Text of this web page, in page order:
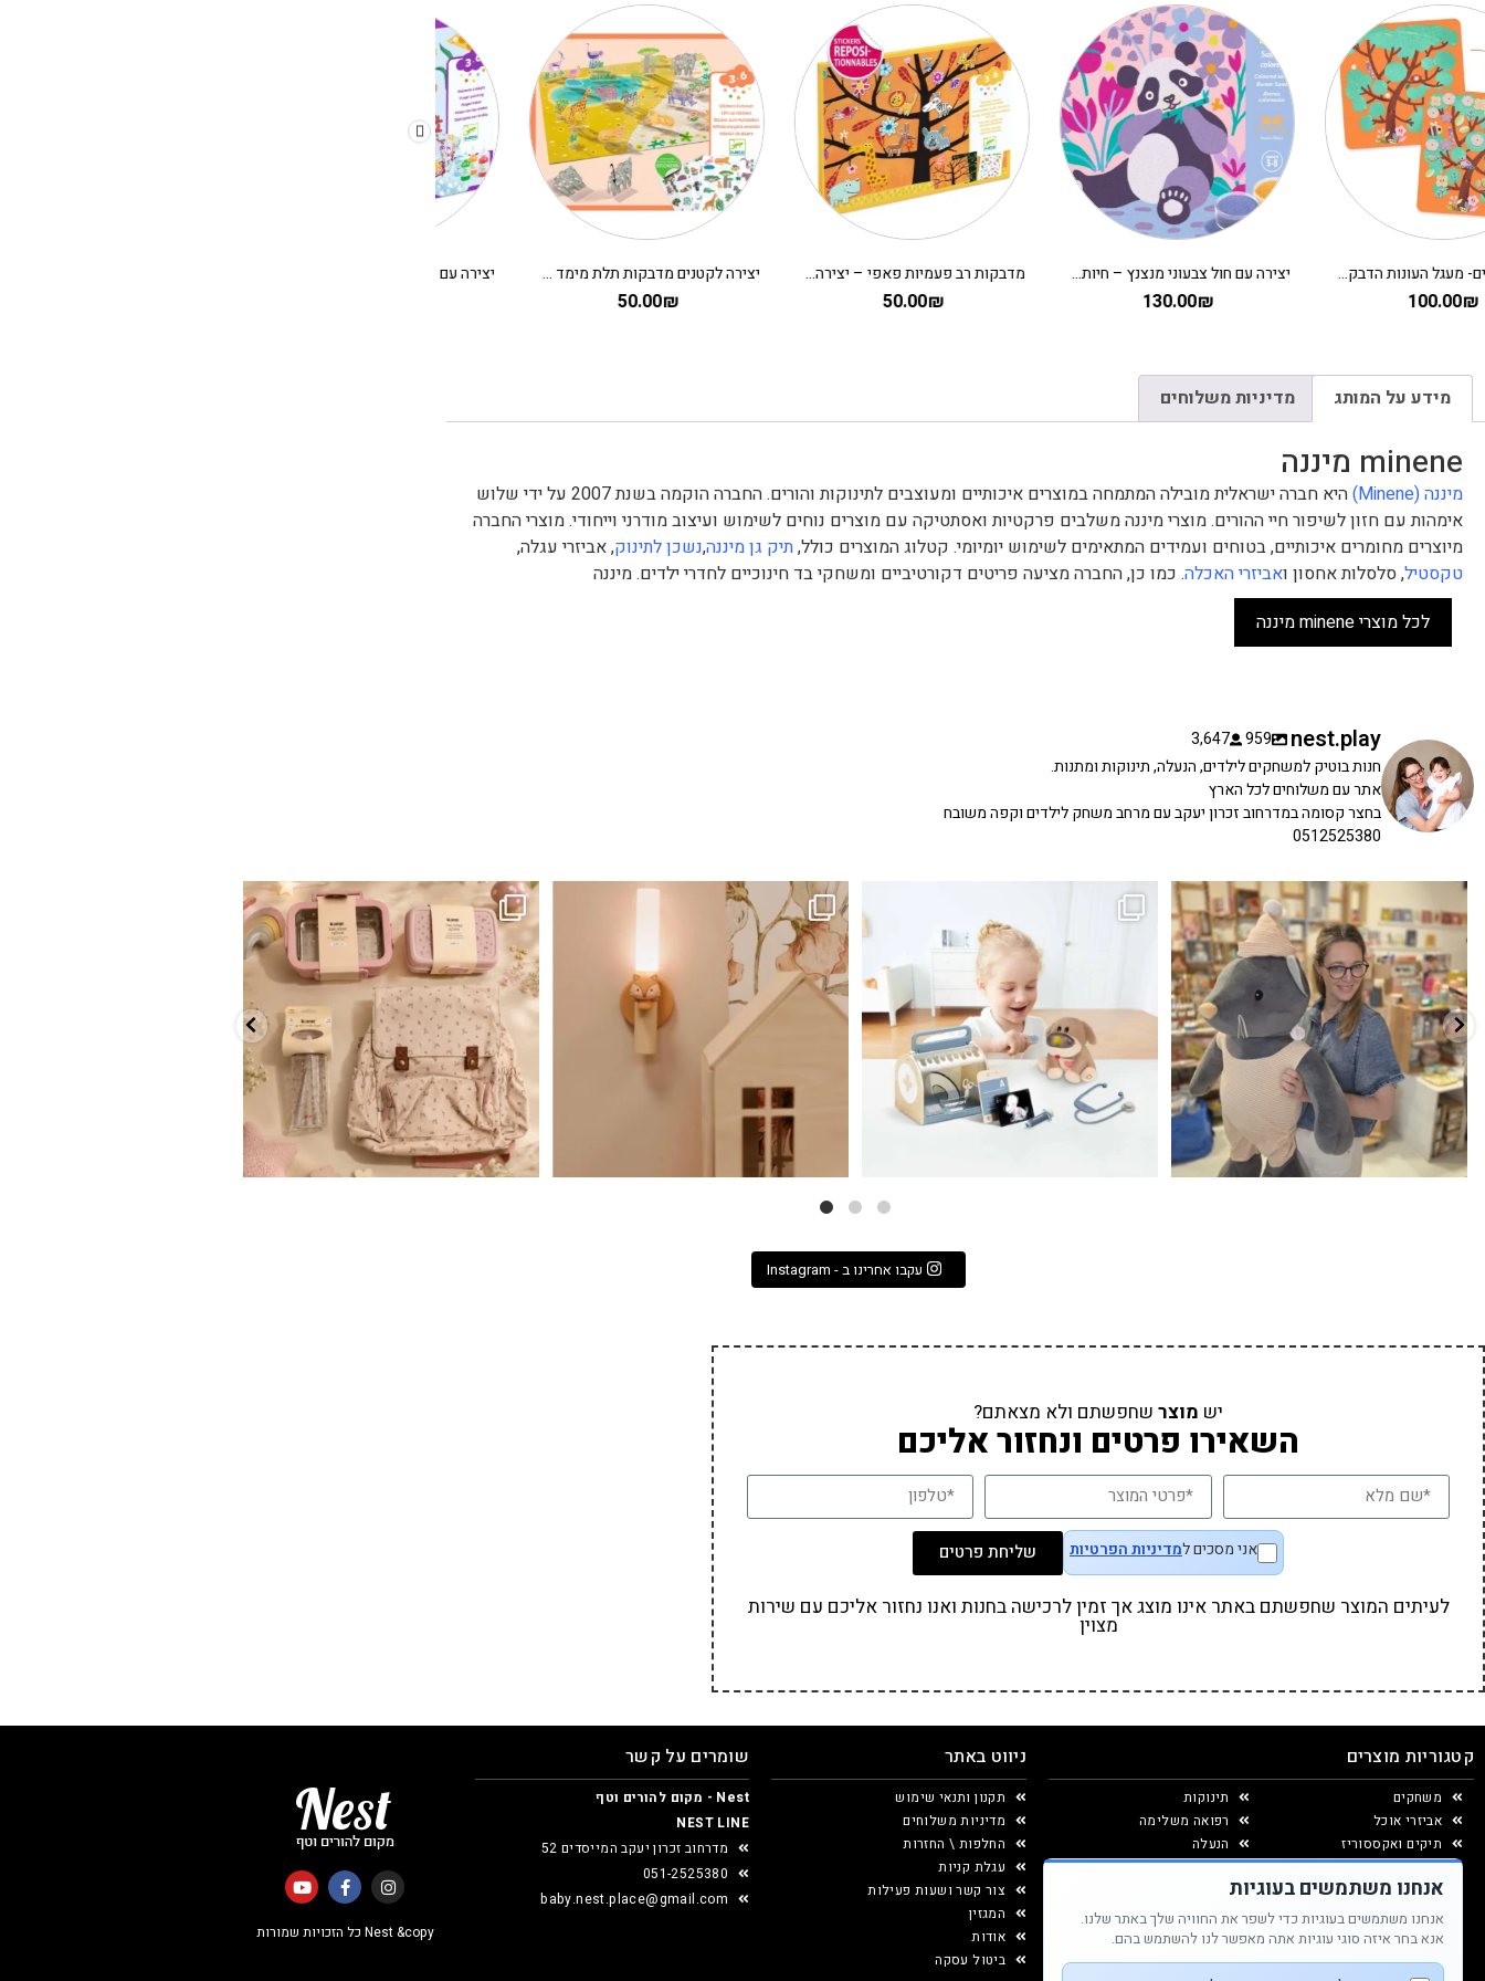
יצירה עם חול צבעוני מנצנץ – חיות מתוקות DJECO מדבקות רב פעמיות פאפי – יצירה לקטנים על העץ יצירה לקטנים מדבקות תלת מימד – מדבקות רב פעמיות סוואנה DJECO יצירה עם צבעי ידיים – ים בנקודות DJECO
מידע על המותג מדיניות משלוחים
minene מיננה
מיננה (Minene)
היא חברה ישראלית מובילה המתמחה במוצרים איכותיים ומעוצבים לתינוקות והורים. החברה הוקמה בשנת 2007 על ידי שלוש
אימהות עם חזון לשיפור חיי ההורים. מוצרי מיננה משלבים פרקטיות ואסתטיקה עם מוצרים נוחים לשימוש ועיצוב מודרני וייחודי. מוצרי החברה
מיוצרים מחומרים איכותיים, בטוחים ועמידים המתאימים לשימוש יומיומי. קטלוג המוצרים כולל,תיק גן מיננה,נשכן לתינוק, אביזרי עגלה,
טקסטיל, סלסלות אחסון ואביזרי האכלה. כמו כן, החברה מציעה פריטים דקורטיביים ומשחקי בד חינוכיים לחדרי ילדים. מיננה
לכל מוצרי minene מיננה
nest.play
959
3,647
חנות בוטיק למשחקים לילדים, הנעלה, תינוקות ומתנות.
אתר עם משלוחים לכל הארץ
בחצר קסומה במדרחוב זכרון יעקב עם מרחב משחק לילדים וקפה משובח
0512525380
הקולקציה החדשה
9 4
גם פריט עיצובי לחדר, גם מנורת לילה מרגיעה, וגם...
0
7 0
כשפתחתי את החנות חלמתי ליצור מקום שהייתי
שמחה
39 16
עקבו אחרינו ב - Instagram
יש מוצר שחפשתם ולא מצאתם?
השאירו פרטים ונחזור אליכם
אני מסכים למדיניות הפרטיות שליחת פרטים
לעיתים המוצר שחפשתם באתר אינו מוצג אך זמין לרכישה בחנות ואנו נחזור אליכם עם שירות
מצוין
קטגוריות מוצרים
משחקים
אביזרי אוכל
תיקים ואקססוריז
יצירה ומוצרי נייר
עיצוב החדר
תינוקות
רפואה משלימה
הנעלה
ניווט באתר
תקנון ותנאי שימוש
מדיניות משלוחים
החלפות \ החזרות
עגלת קניות
צור קשר ושעות פעילות
המגזין
אודות
ביטול עסקה
שומרים על קשר
Nest - מקום להורים וטף
NEST LINE
מדרחוב זכרון יעקב המייסדים 52
051-2525380
baby.nest.place@gmail.com
Nest &copy כל הזכויות שמורות
אנחנו משתמשים בעוגיות
אנחנו משתמשים בעוגיות כדי לשפר את החוויה שלך באתר שלנו.
אנא בחר איזה סוגי עוגיות אתה מאפשר לנו להשתמש בהם.